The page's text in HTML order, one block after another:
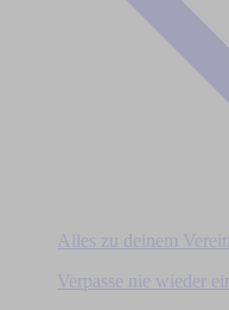
Alles zu deinem Verein
Verpasse nie wieder